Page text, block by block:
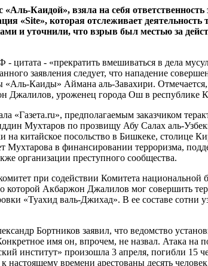
Каидой», взяла на себя ответственность
«Site», которая отслеживает
и уточнили, что взрыв был местью за
- цитата - «прекратить вмешиваться в дела
заявления следует, что нападение
Каиды» Аймана аль-Завахири. Отмечается,
Джалилов, уроженец города Ош в республике
«Газета.ru», предполагаемым заказчиком
Мухтаров по прозвищу Абу Салах аль-
на китайское посольство в Бишкеке, столице
Мухтарова в финансировании терроризма,
организации преступного сообщества.
при содействии Комитета национальной
которой Акбаржон Джалилов мог совершить
«Туахид валь-Джихад». В ее составе сотни
Бортников заявил, что ведомство
имя он, впрочем, не назвал. Атака на
институт» произошла 3 апреля, погибли 15
настоящему времени арестованы десять